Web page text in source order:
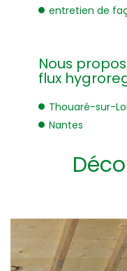
entretien de
Nous
flux
Thouaré-sur-
Nantes